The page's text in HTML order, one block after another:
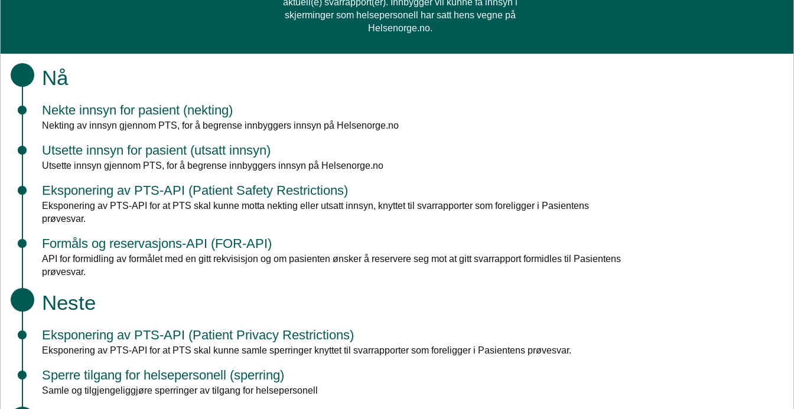
aktuell(e) svarrapport(er). Innbygger vil kunne få innsyn i
skjerminger som helsepersonell har satt hens vegne på
Helsenorge.no.
Nå
Nekte innsyn for pasient (nekting)
Nekting av innsyn gjennom PTS, for å begrense innbyggers innsyn på Helsenorge.no
Utsette innsyn for pasient (utsatt innsyn)
Utsette innsyn gjennom PTS, for å begrense innbyggers innsyn på Helsenorge.no
Eksponering av PTS-API (Patient Safety Restrictions)
Eksponering av PTS-API for at PTS skal kunne motta nekting eller utsatt innsyn, knyttet til svarrapporter som foreligger i Pasientens
prøvesvar.
Formåls og reservasjons-API (FOR-API)
API for formidling av formålet med en gitt rekvisisjon og om pasienten ønsker å reservere seg mot at gitt svarrapport formidles til Pasientens
prøvesvar.
Neste
Eksponering av PTS-API (Patient Privacy Restrictions)
Eksponering av PTS-API for at PTS skal kunne samle sperringer knyttet til svarrapporter som foreligger i Pasientens prøvesvar.
Sperre tilgang for helsepersonell (sperring)
Samle og tilgjengeliggjøre sperringer av tilgang for helsepersonell